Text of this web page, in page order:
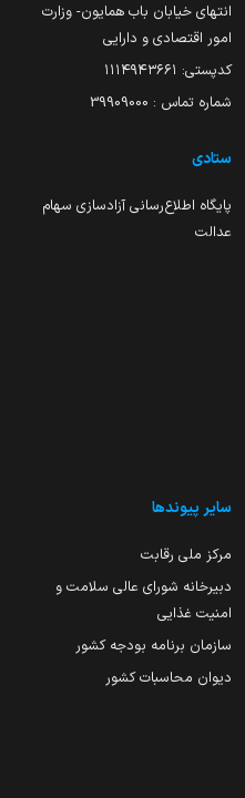
انتهای خیابان باب همایون- وزارت
امور اقتصادی و دارایی
کدپستی: ۱۱۱۴۹۴۳۶۶۱
شماره تماس : 39909000
ستادی
پایگاه اطلاع‌رسانی آزادسازی سهام
عدالت
سایر پیوندها
مرکز ملی رقابت
دبیرخانه شورای عالی سلامت و
امنیت غذایی
سازمان برنامه بودجه کشور
دیوان محاسبات کشور